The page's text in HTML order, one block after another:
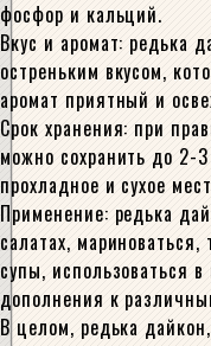
фосфор и кальций.
Вкус и аромат: редька
остреньким вкусом,
аромат приятный и
Срок хранения: при
можно сохранить до 2-
прохладное и сухое
Применение: редька
салатах,
супы, использоваться в
дополнения к
В целом, редька